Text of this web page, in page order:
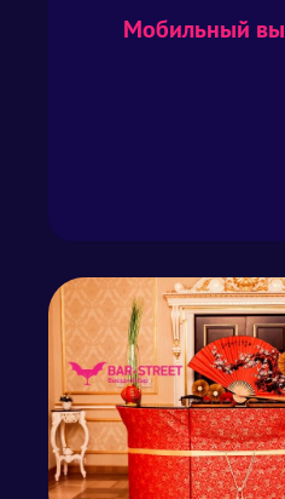
Мобильный